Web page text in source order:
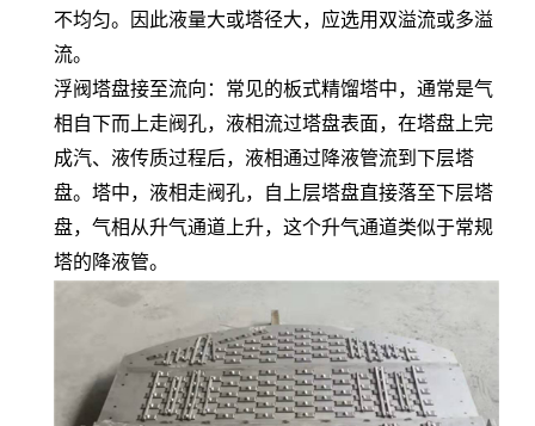
不均匀。因此液量大或塔径大，应选用双溢流或多溢
流。
浮阀塔盘接至流向：常见的板式精馏塔中，通常是气
相自下而上走阀孔，液相流过塔盘表面，在塔盘上完
成汽、液传质过程后，液相通过降液管流到下层塔
盘。塔中，液相走阀孔，自上层塔盘直接落至下层塔
盘，气相从升气通道上升，这个升气通道类似于常规
塔的降液管。